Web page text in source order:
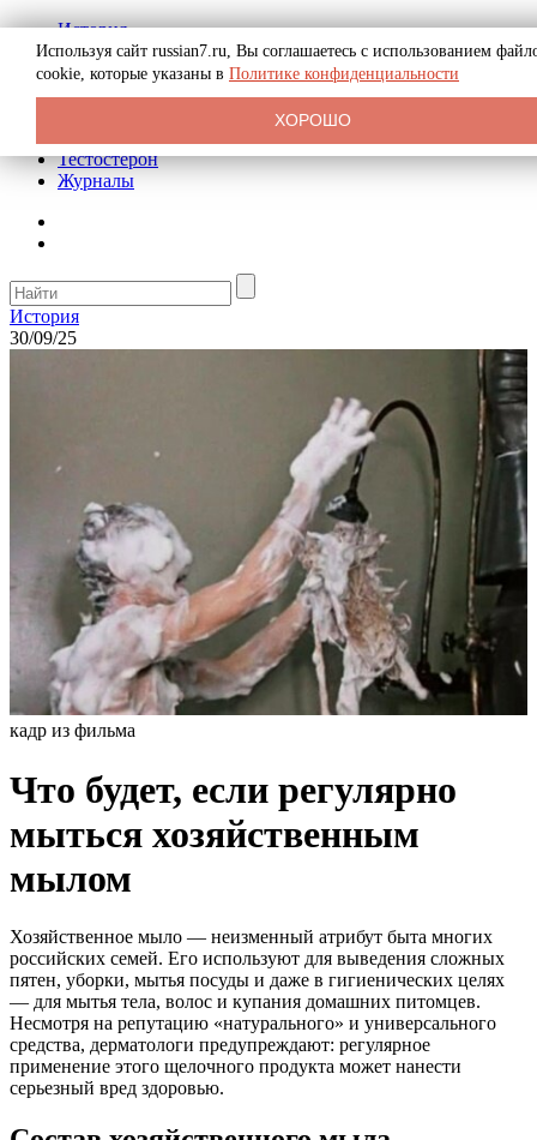
История
Биография
Криминал
Реклама на сайте
Тестостерон
Журналы
История
30/09/25
кадр из фильма
Что будет, если регулярно
мыться хозяйственным
мылом
Хозяйственное мыло — неизменный атрибут быта многих
российских семей. Его используют для выведения сложных
пятен, уборки, мытья посуды и даже в гигиенических целях
— для мытья тела, волос и купания домашних питомцев.
Несмотря на репутацию «натурального» и универсального
средства, дерматологи предупреждают: регулярное
применение этого щелочного продукта может нанести
серьезный вред здоровью.
Используя сайт russian7.ru, Вы соглашаетесь с использованием
cookie, которые указаны в Политике конфиденциальности
ХОРОШО